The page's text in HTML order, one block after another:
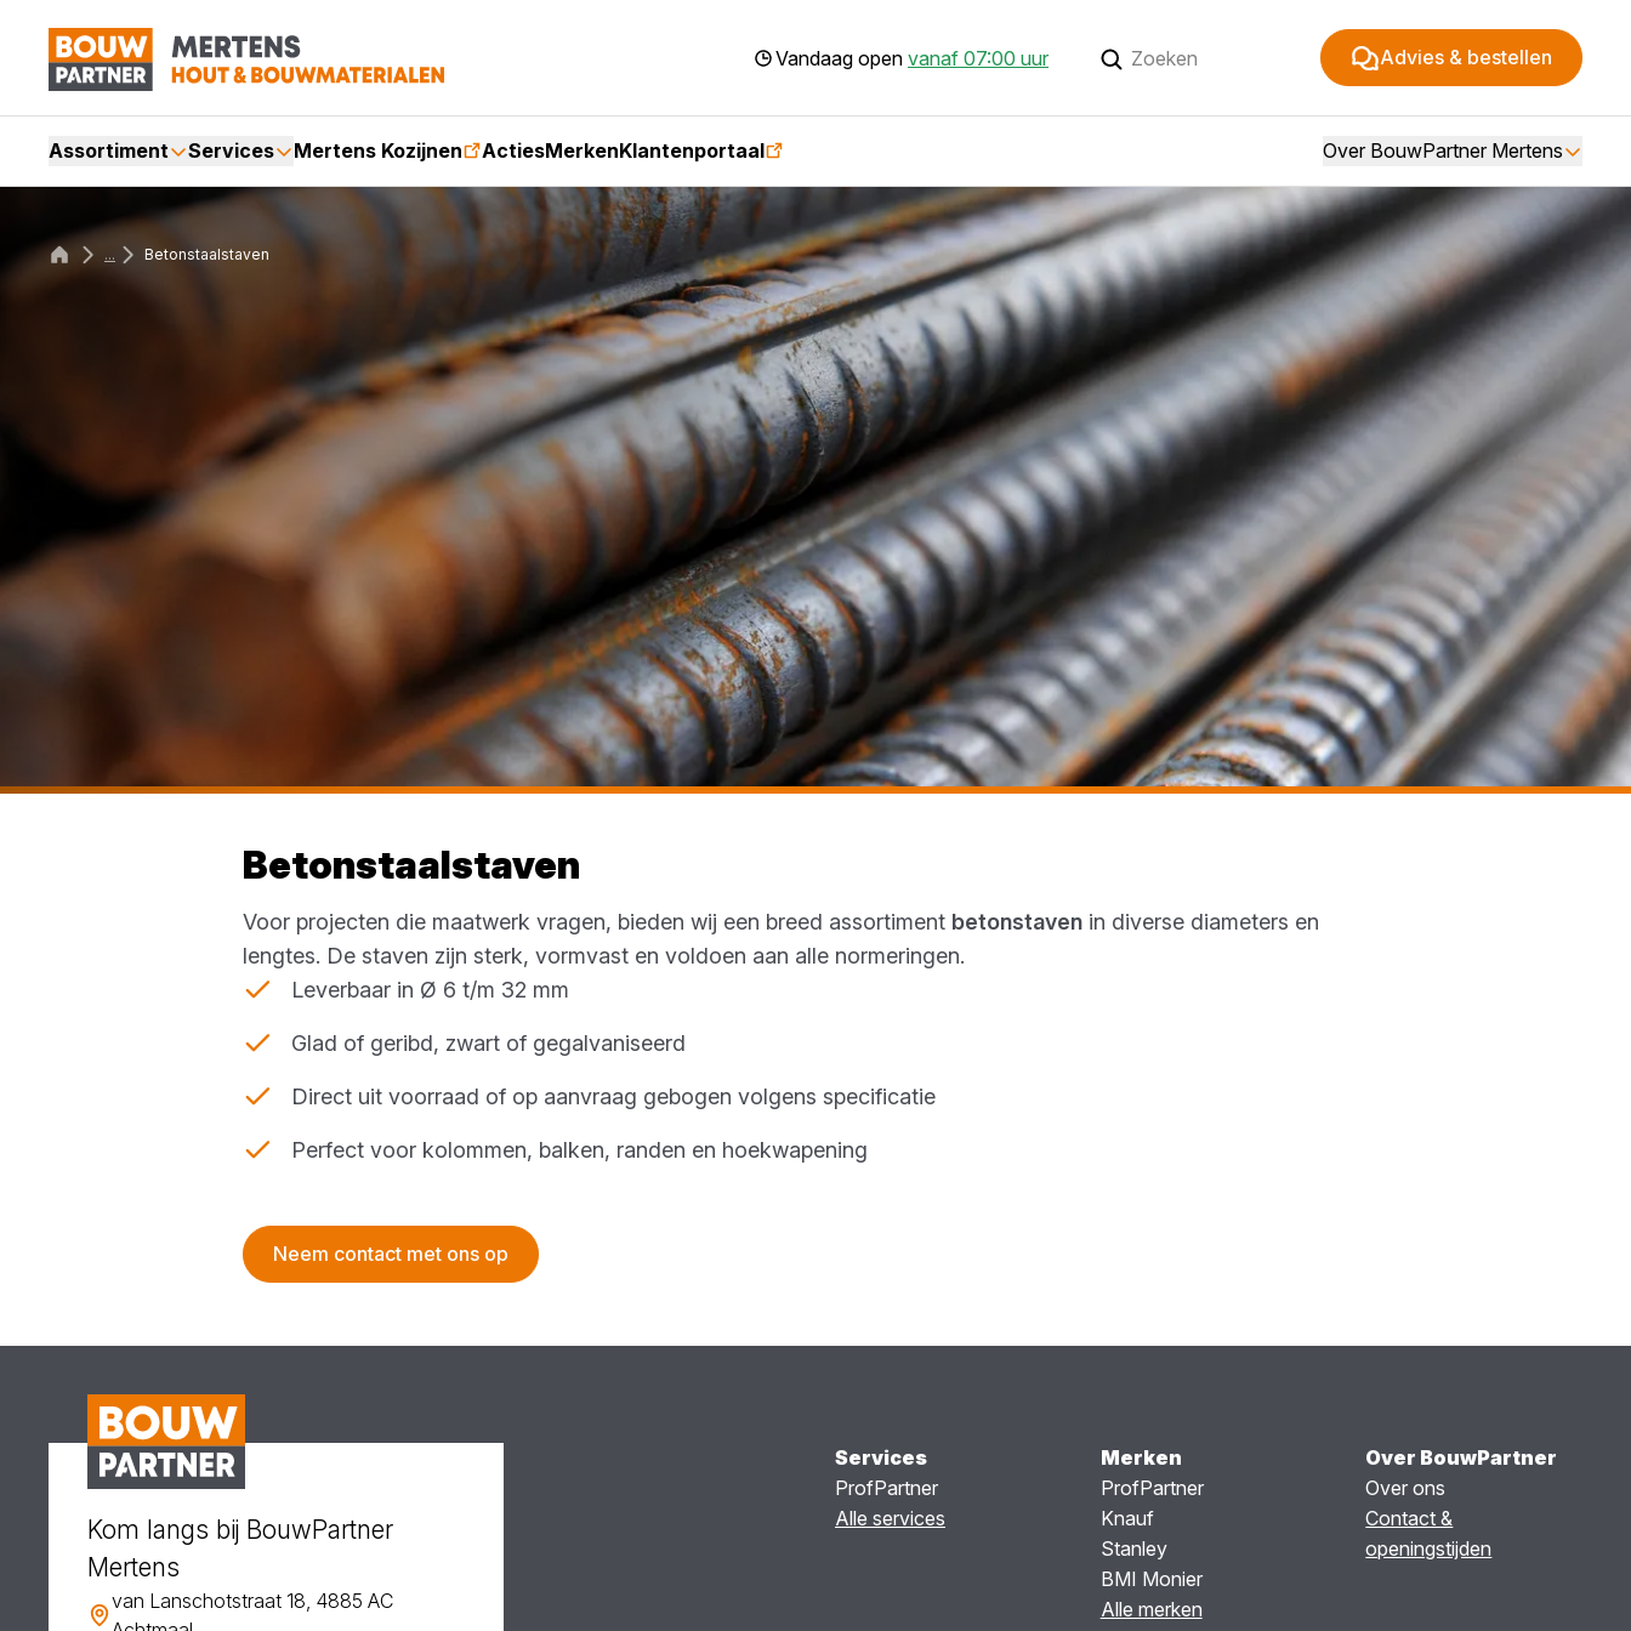
Vandaag open vanaf 07:00 uur Advies & bestellen
Assortiment Services Mertens Kozijnen ActiesMerkenKlantenportaal Over BouwPartner Mertens
... Betonstaalstaven
Betonstaalstaven
Voor projecten die maatwerk vragen, bieden wij een breed assortiment betonstaven in diverse diameters en
lengtes. De staven zijn sterk, vormvast en voldoen aan alle normeringen.
Leverbaar in Ø 6 t/m 32 mm
Glad of geribd, zwart of gegalvaniseerd
Direct uit voorraad of op aanvraag gebogen volgens specificatie
Perfect voor kolommen, balken, randen en hoekwapening
Neem contact met ons op
Kom langs bij BouwPartner
Mertens
van Lanschotstraat 18, 4885 AC
Services
ProfPartner
Alle services
Merken
ProfPartner
Knauf
Stanley
BMI Monier
Alle merken
Over BouwPartner
Over ons
Contact &
openingstijden